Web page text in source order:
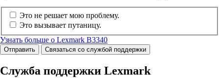
Это не решает мою проблему.
Это вызывает путаницу.
Узнать больше о Lexmark B3340
Отправить Связаться со службой поддержки
Служба поддержки Lexmark